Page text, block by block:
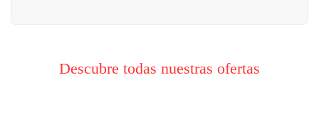
Descubre todas nuestras ofertas